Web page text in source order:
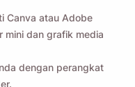
Canva atau Adobe
mini dan grafik media
dengan perangkat